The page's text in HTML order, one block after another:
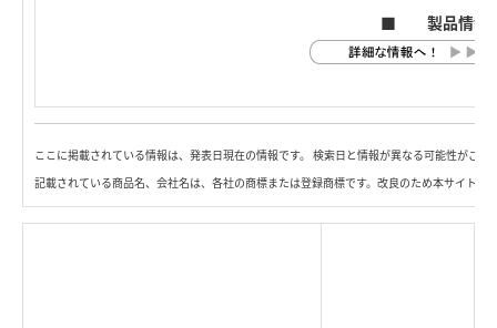
■ 製品情
ここに掲載されている情報は、発表日現在の情報です。 検索日と情報が異なる可能性がご
記載されている商品名、会社名は、各社の商標または登録商標です。改良のため本サイト内